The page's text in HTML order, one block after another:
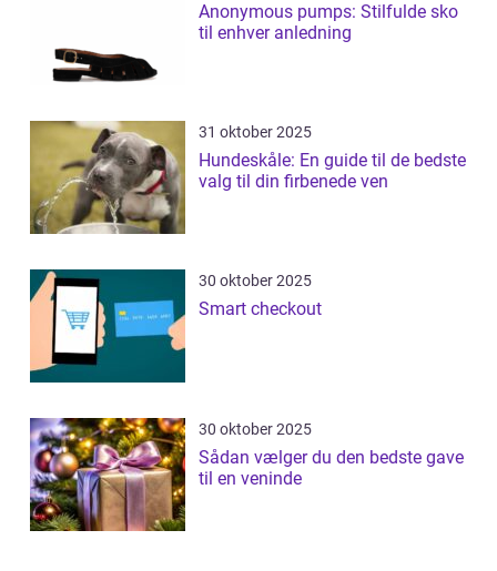
Anonymous pumps: Stilfulde sko
til enhver anledning
31 oktober 2025
Hundeskåle: En guide til de bedste
valg til din firbenede ven
30 oktober 2025
Smart checkout
30 oktober 2025
Sådan vælger du den bedste gave
til en veninde